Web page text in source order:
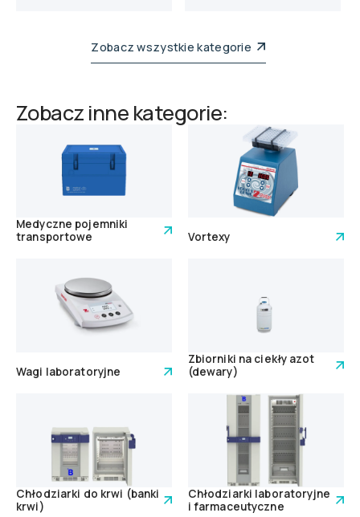
Zobacz wszystkie kategorie
Zobacz inne kategorie:
Medyczne pojemniki
transportowe
Vortexy
Wagi laboratoryjne
Zbiorniki na ciekły azot
(dewary)
Chłodziarki do krwi (banki
krwi)
Chłodziarki laboratoryjne
i farmaceutyczne